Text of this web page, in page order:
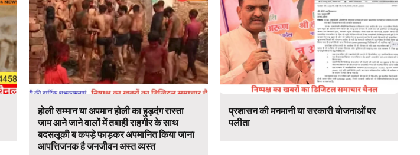
होली सम्मान या अपमान होली का हुड़दंग रास्ता
जाम आने जाने वालों में तबाही राहगीर के साथ
बदसलूकी ब कपड़े फाड़कर अपमानित किया जाना
आपत्तिजनक है जनजीवन अस्त व्यस्त
प्रशासन की मनमानी या सरकारी योजनाओं पर
पलीता